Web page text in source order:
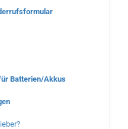
Batterien/Akkus